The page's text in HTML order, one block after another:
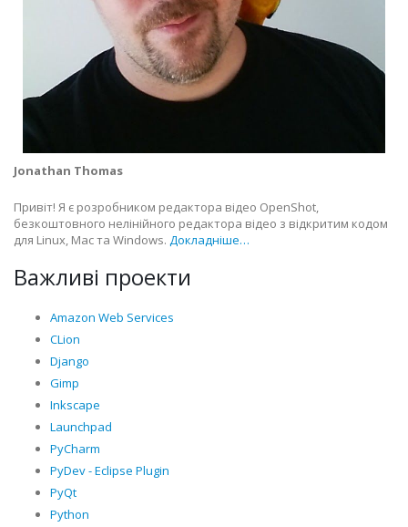
Jonathan Thomas
Привіт! Я є розробником редактора відео OpenShot,
безкоштовного нелінійного редактора відео з відкритим кодом
для Linux, Mac та Windows. Докладніше…
Важливі проекти
Amazon Web Services
CLion
Django
Gimp
Inkscape
Launchpad
PyCharm
PyDev - Eclipse Plugin
PyQt
Python